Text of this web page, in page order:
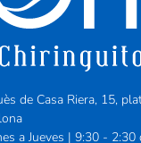
de Casa Riera, 15,
a Jueves | 9:30 -